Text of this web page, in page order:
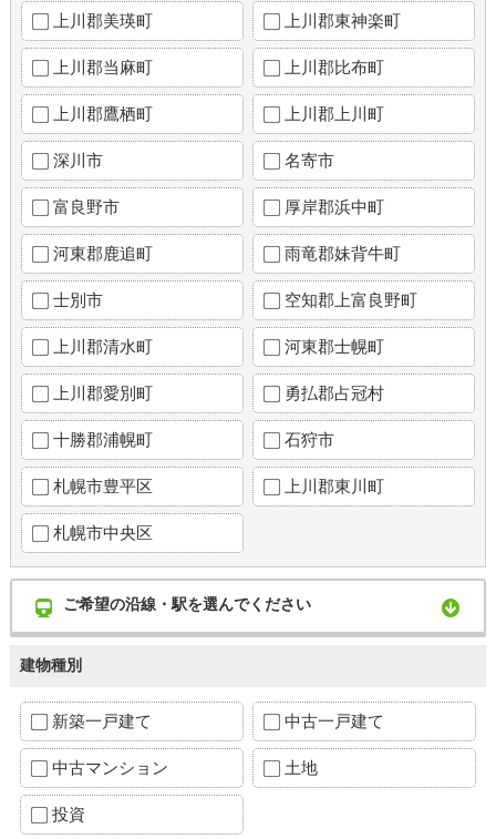
上川郡美瑛町 上川郡東神楽町
上川郡当麻町 上川郡比布町
上川郡鷹栖町 上川郡上川町
深川市 名寄市
富良野市 厚岸郡浜中町
河東郡鹿追町 雨竜郡妹背牛町
士別市 空知郡上富良野町
上川郡清水町 河東郡士幌町
上川郡愛別町 勇払郡占冠村
十勝郡浦幌町 石狩市
札幌市豊平区 上川郡東川町
札幌市中央区
ご希望の沿線・駅を選んでください
建物種別
新築一戸建て 中古一戸建て
中古マンション 土地
投資